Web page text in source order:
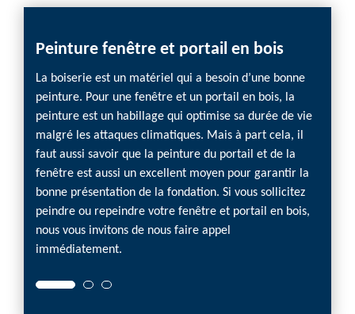
Peinture fenêtre et portail en bois
La boiserie est un matériel qui a besoin d’une bonne
peinture. Pour une fenêtre et un portail en bois, la
peinture est un habillage qui optimise sa durée de vie
malgré les attaques climatiques. Mais à part cela, il
faut aussi savoir que la peinture du portail et de la
fenêtre est aussi un excellent moyen pour garantir la
bonne présentation de la fondation. Si vous sollicitez
peindre ou repeindre votre fenêtre et portail en bois,
nous vous invitons de nous faire appel
immédiatement.